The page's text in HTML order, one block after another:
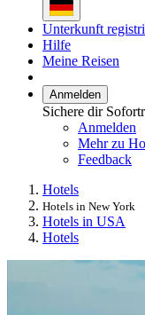
Unterkunft
Hilfe
Meine Reisen
Anmelden
Sichere dir
Anmelden
Mehr zu
Feedback
Hotels
Hotels in New York
Hotels in USA
Hotels